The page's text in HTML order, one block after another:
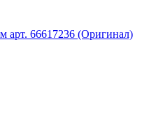
арт. 66617236 (Оригинал)